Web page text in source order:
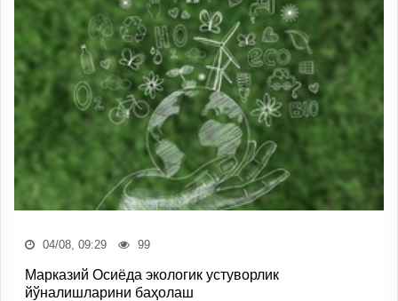
04/08, 09:29 99
Марказий Осиёда экологик устуворлик
йўналишларини баҳолаш